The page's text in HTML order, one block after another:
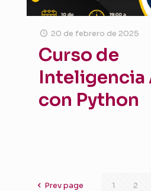
20 de febrero de 2025
Curso de
con Python
Prev page 1 2